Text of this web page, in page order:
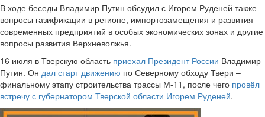
В ходе беседы Владимир Путин обсудил с Игорем Руденей также
вопросы газификации в регионе, импортозамещения и развития
современных предприятий в особых экономических зонах и другие
вопросы развития Верхневолжья.
16 июля в Тверскую область приехал Президент России Владимир
Путин. Он дал старт движению по Северному обходу Твери –
финальному этапу строительства трассы М-11, после чего провёл
встречу с губернатором Тверской области Игорем Руденей.